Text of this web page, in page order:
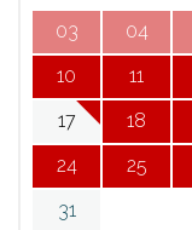
03
04
10
11
17
18
24
25
31